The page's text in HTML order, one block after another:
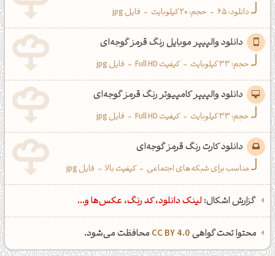
دانلود:65
- حجم: 20 کیلوبایت - فایل jpg
دانلود والپیپر موبایل رنگ قرمز گوجه‌ای
حجم: 33 کیلوبایت - کیفیت Full HD - فایل jpg
دانلود والپیپر کامپیوتر رنگ قرمز گوجه‌ای
حجم: 33 کیلوبایت - کیفیت Full HD - فایل jpg
دانلود کارت رنگ قرمز گوجه‌ای
مناسب برای شبکه‌های اجتماعی - کیفیت بالا - فایل jpg
گزارش اشکال: لینک دانلود، کد رنگ، عکس‌ها و...
محتوا تحت گواهیCC BY 4.0 محافظت می‌شود.